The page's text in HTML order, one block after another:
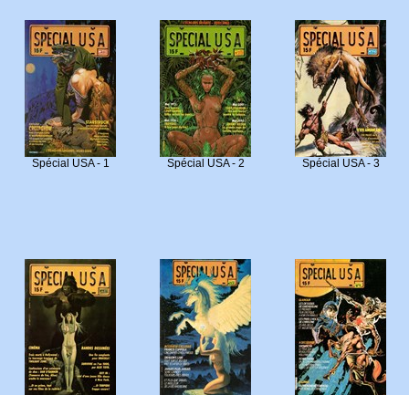
Spécial USA - 1 Spécial USA - 2 Spécial USA - 3